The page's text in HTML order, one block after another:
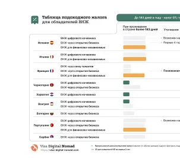
Получение
въезд в Венгрию
После получения
заявитель получает
инвестора. Она позволяет
Венгрии до 6 месяцев, в
необходимо выполнить
обязательства.